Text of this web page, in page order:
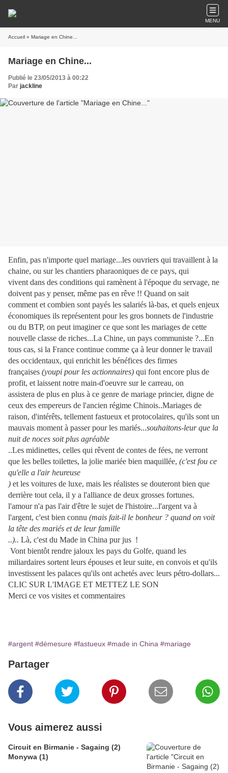
MENU
Accueil » Mariage en Chine...
Mariage en Chine...
Publié le 23/05/2013 à 00:22
Par jackline
Enfin, pas n'importe quel mariage...les ouvriers qui travaillent à la
chaine, ou sur les chantiers pharaoniques de ce pays, qui
vivent dans des conditions qui ramènent à l'époque du servage, ne
doivent pas y penser, même pas en rêve !! Quand on sait
comment et combien sont payés les salariés là-bas, et quels enjeux
économiques ils représentent pour les gros bonnets de l'industrie
ou du BTP, on peut imaginer ce que sont les mariages de cette
nouvelle classe de riches...La Chine, un pays communiste ?...En
tous cas, si la France continue comme ça à leur donner le travail
des occidentaux, qui enrichit les bénéfices des firmes
françaises (youpi pour les actionnaires) qui font encore plus de
profit, et laissent notre main-d'oeuvre sur le carreau, on
assistera de plus en plus à ce genre de mariage princier, digne de
ceux des empereurs de l'ancien régime Chinois..Mariages de
raison, d'intérêts, tellement fastueux et protocolaires, qu'ils sont un
mauvais moment à passer pour les mariés...souhaitons-leur que la
nuit de noces soit plus agréable
..Les midinettes, celles qui rêvent de contes de fées, ne verront
que les belles toilettes, la jolie mariée bien maquillée, (c'est fou ce
qu'elle a l'air heureuse
) et les voitures de luxe, mais les réalistes se douteront bien que
derrière tout cela, il y a l'alliance de deux grosses fortunes.
l'amour n'a pas l'air d'être le sujet de l'histoire...l'argent va à
l'argent, c'est bien connu (mais fait-il le bonheur ? quand on voit
la tête des mariés et de leur famille
..).. Là, c'est du Made in China pur jus !
Vont bientôt rendre jaloux les pays du Golfe, quand les
miliardaires sortent leurs épouses et leur suite, en convois et qu'ils
investissent les palaces qu'ils ont achetés avec leurs pétro-dollars...
CLIC SUR L'IMAGE ET METTEZ LE SON
Merci ce vos visites et commentaires
#argent #démesure #fastueux #made in China #mariage
Partager
Vous aimerez aussi
Circuit en Birmanie - Sagaing (2)
Monywa (1)